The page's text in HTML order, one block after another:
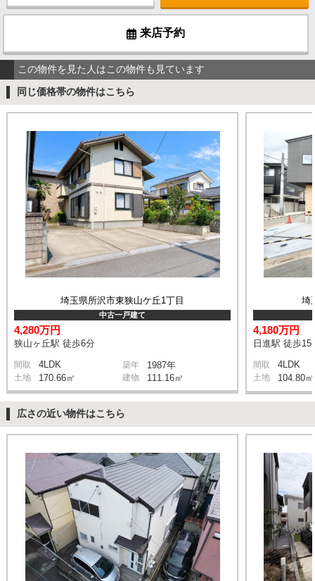
来店予約
この物件を見た人はこの物件も見ています
同じ価格帯の物件はこちら
埼玉県所沢市東狭山ケ丘1丁目
中古一戸建て
4,280万円
狭山ヶ丘駅 徒歩6分
間取 4LDK 築年 1987年
土地 170.66㎡ 建物 111.16㎡
埼
4,180万円
日進駅 徒歩15
間取 4LDK
土地 104.80㎡
広さの近い物件はこちら